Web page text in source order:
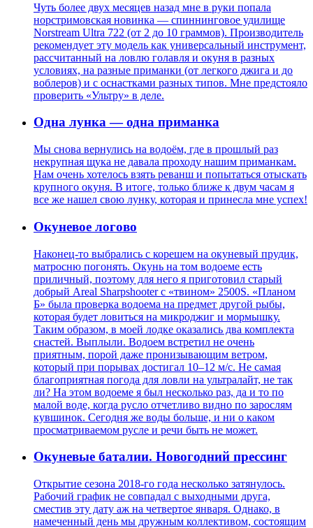
Чуть более двух месяцев назад мне в руки попала
норстримовская новинка — спиннинговое удилище
Norstream Ultra 722 (от 2 до 10 граммов). Производитель
рекомендует эту модель как универсальный инструмент,
рассчитанный на ловлю голавля и окуня в разных
условиях, на разные приманки (от легкого джига и до
воблеров) и с оснастками разных типов. Мне предстояло
проверить «Ультру» в деле.
Одна лунка — одна приманка
Мы снова вернулись на водоём, где в прошлый раз
некрупная щука не давала проходу нашим приманкам.
Нам очень хотелось взять реванш и попытаться отыскать
крупного окуня. В итоге, только ближе к двум часам я
все же нашел свою лунку, которая и принесла мне успех!
Окуневое логово
Наконец-то выбрались с корешем на окуневый прудик,
матросню погонять. Окунь на том водоеме есть
приличный, поэтому для него я приготовил старый
добрый Areal Sharpshooter с «твином» 2500S. «Планом
Б» была проверка водоема на предмет другой рыбы,
которая будет ловиться на микроджиг и мормышку.
Таким образом, в моей лодке оказались два комплекта
снастей. Выплыли. Водоем встретил не очень
приятным, порой даже пронизывающим ветром,
который при порывах достигал 10–12 м/c. Не самая
благоприятная погода для ловли на ультралайт, не так
ли? На этом водоеме я был несколько раз, да и то по
малой воде, когда русло отчетливо видно по зарослям
кувшинок. Сегодня же воды больше, и ни о каком
просматриваемом русле и речи быть не может.
Окуневые баталии. Новогодний прессинг
Открытие сезона 2018-го года несколько затянулось.
Рабочий график не совпадал с выходными друга,
сместив эту дату аж на четвертое января. Однако, в
намеченный день мы дружным коллективом, состоящим